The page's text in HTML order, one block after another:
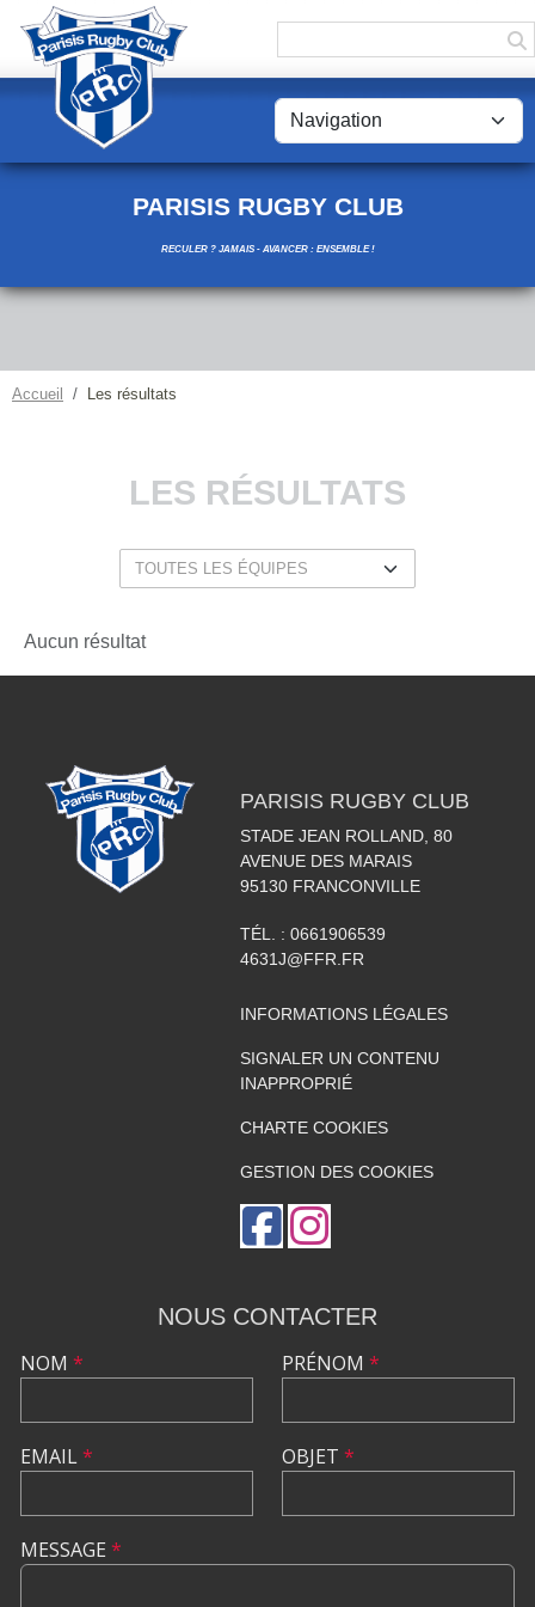
PARISIS RUGBY CLUB
RECULER ? JAMAIS - AVANCER : ENSEMBLE !
Accueil Les résultats
LES RÉSULTATS
Aucun résultat
PARISIS RUGBY CLUB
STADE JEAN ROLLAND, 80
AVENUE DES MARAIS
95130 FRANCONVILLE
TÉL. : 0661906539
4631J@FFR.FR
INFORMATIONS LÉGALES
SIGNALER UN CONTENU
INAPPROPRIÉ
CHARTE COOKIES
GESTION DES COOKIES
NOUS CONTACTER
NOM *
EMAIL*
PRÉNOM *
OBJET *
MESSAGE *
Panneau de gestion des cookies